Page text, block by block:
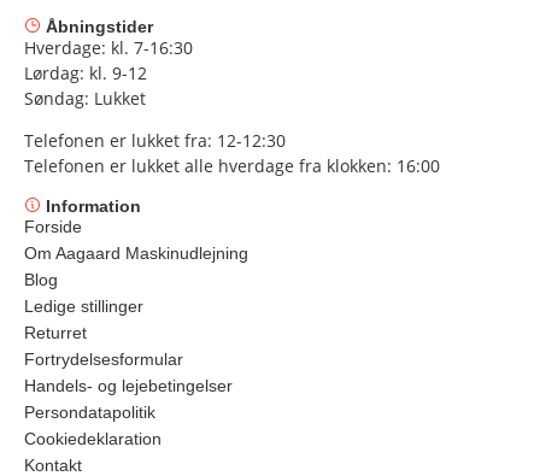
Åbningstider
Hverdage: kl. 7-16:30
Lørdag: kl. 9-12
Søndag: Lukket
Telefonen er lukket fra: 12-12:30
Telefonen er lukket alle hverdage fra klokken: 16:00
Information
Forside
Om Aagaard Maskinudlejning
Blog
Ledige stillinger
Returret
Fortrydelsesformular
Handels- og lejebetingelser
Persondatapolitik
Cookiedeklaration
Kontakt